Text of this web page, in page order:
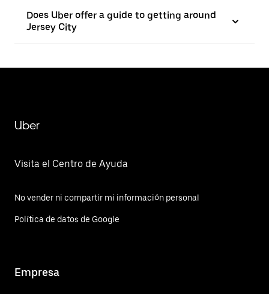
Does Uber offer a guide to getting around
Jersey City
Uber
Visita el Centro de Ayuda
No vender ni compartir mi información personal
Política de datos de Google
Empresa